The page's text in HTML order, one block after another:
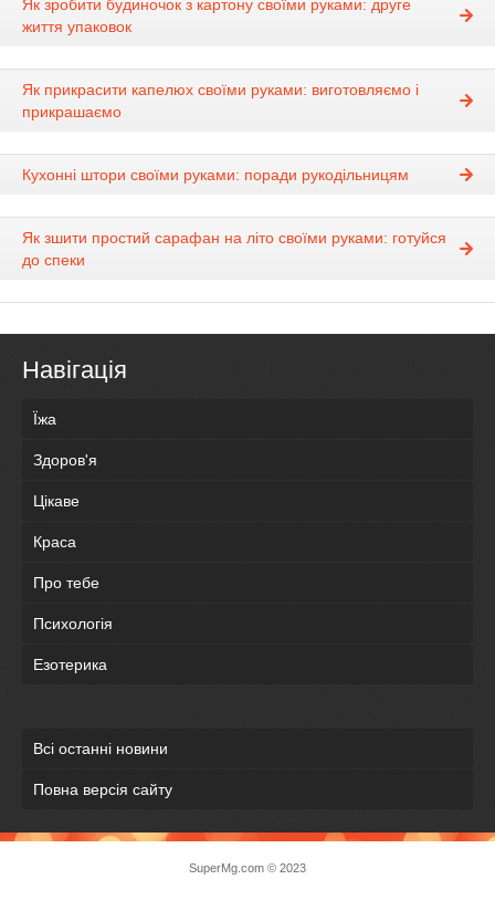
Як зробити будиночок з картону своїми руками: друге
життя упаковок
Як прикрасити капелюх своїми руками: виготовляємо і
прикрашаємо
Кухонні штори своїми руками: поради рукодільницям
Як зшити простий сарафан на літо своїми руками: готуйся
до спеки
Навігація
Їжа
Здоров'я
Цікаве
Краса
Про тебе
Психологія
Езотерика
Всі останні новини
Повна версія сайту
SuperMg.com © 2023